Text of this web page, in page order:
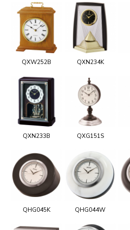
QXW252B QXN234K
QXN233B QXG151S
QHG045K QHG044W